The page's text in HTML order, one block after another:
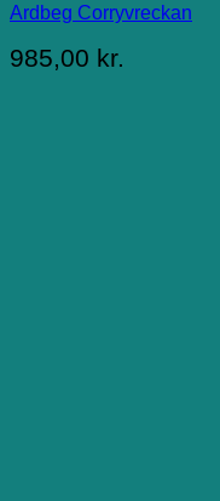
Ardbeg Corryvreckan
985,00 kr.